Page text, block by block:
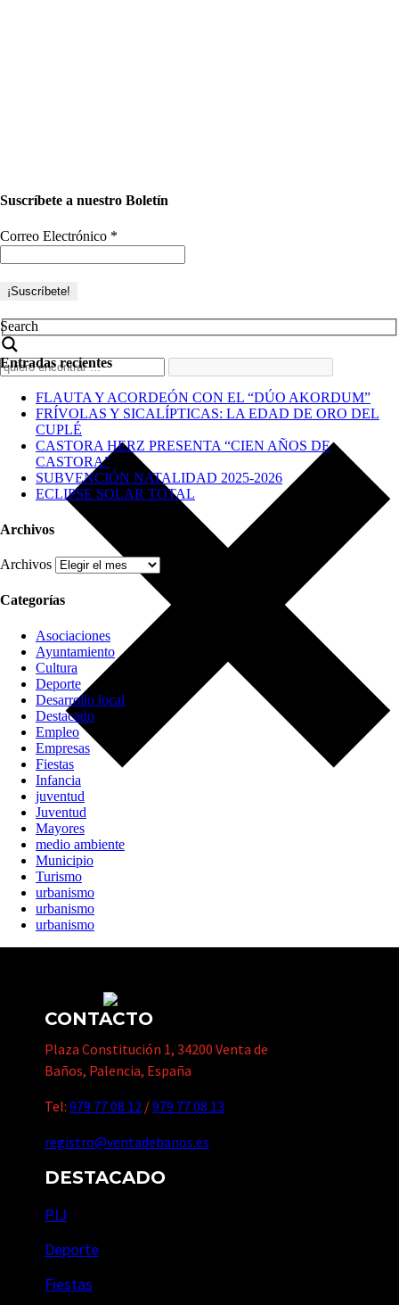
Suscríbete a nuestro Boletín
Correo Electrónico *
Search
Entradas recientes
FLAUTA Y ACORDEÓN CON EL “DÚO AKORDUM”
FRÍVOLAS Y SICALÍPTICAS: LA EDAD DE ORO DEL
CUPLÉ
CASTORA HERZ PRESENTA “CIEN AÑOS DE
CASTORA”
SUBVENCIÓN NATALIDAD 2025-2026
ECLIPSE SOLAR TOTAL
Archivos
Archivos
Categorías
Asociaciones
Ayuntamiento
Cultura
Deporte
Desarrollo local
Destacado
Empleo
Empresas
Fiestas
Infancia
juventud
Juventud
Mayores
medio ambiente
Municipio
Turismo
urbanismo
urbanismo
urbanismo
CONTACTO
Plaza Constitución 1, 34200 Venta de
Baños, Palencia, España
Tel: 979 77 08 12 /979 77 08 13
registro@ventadebanos.es
DESTACADO
PIJ
Deporte
Fiestas